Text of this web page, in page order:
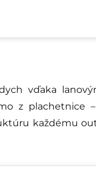
vďaka
z plachetnice
každému